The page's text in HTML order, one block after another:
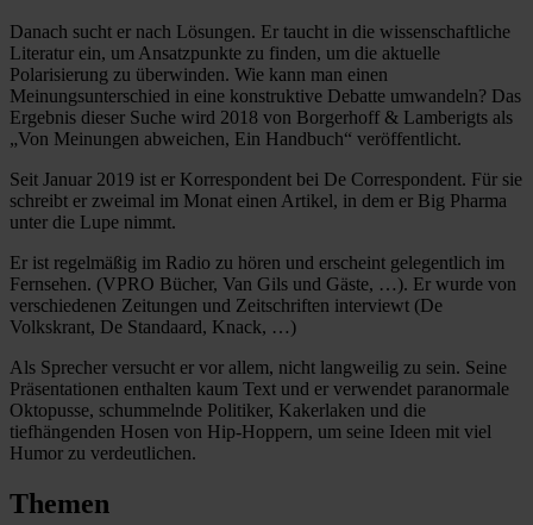
Danach sucht er nach Lösungen. Er taucht in die wissenschaftliche
Literatur ein, um Ansatzpunkte zu finden, um die aktuelle
Polarisierung zu überwinden. Wie kann man einen
Meinungsunterschied in eine konstruktive Debatte umwandeln? Das
Ergebnis dieser Suche wird 2018 von Borgerhoff & Lamberigts als
„Von Meinungen abweichen, Ein Handbuch“ veröffentlicht.
Seit Januar 2019 ist er Korrespondent bei De Correspondent. Für sie
schreibt er zweimal im Monat einen Artikel, in dem er Big Pharma
unter die Lupe nimmt.
Er ist regelmäßig im Radio zu hören und erscheint gelegentlich im
Fernsehen. (VPRO Bücher, Van Gils und Gäste, …). Er wurde von
verschiedenen Zeitungen und Zeitschriften interviewt (De
Volkskrant, De Standaard, Knack, …)
Als Sprecher versucht er vor allem, nicht langweilig zu sein. Seine
Präsentationen enthalten kaum Text und er verwendet paranormale
Oktopusse, schummelnde Politiker, Kakerlaken und die
tiefhängenden Hosen von Hip-Hoppern, um seine Ideen mit viel
Humor zu verdeutlichen.
Themen